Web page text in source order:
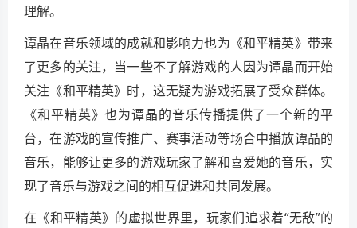
理解。
谭晶在音乐领域的成就和影响力也为《和平精英》带来
了更多的关注，当一些不了解游戏的人因为谭晶而开始
关注《和平精英》时，这无疑为游戏拓展了受众群体。
《和平精英》也为谭晶的音乐传播提供了一个新的平
台，在游戏的宣传推广、赛事活动等场合中播放谭晶的
音乐，能够让更多的游戏玩家了解和喜爱她的音乐，实
现了音乐与游戏之间的相互促进和共同发展。
在《和平精英》的虚拟世界里，玩家们追求着“无敌”的